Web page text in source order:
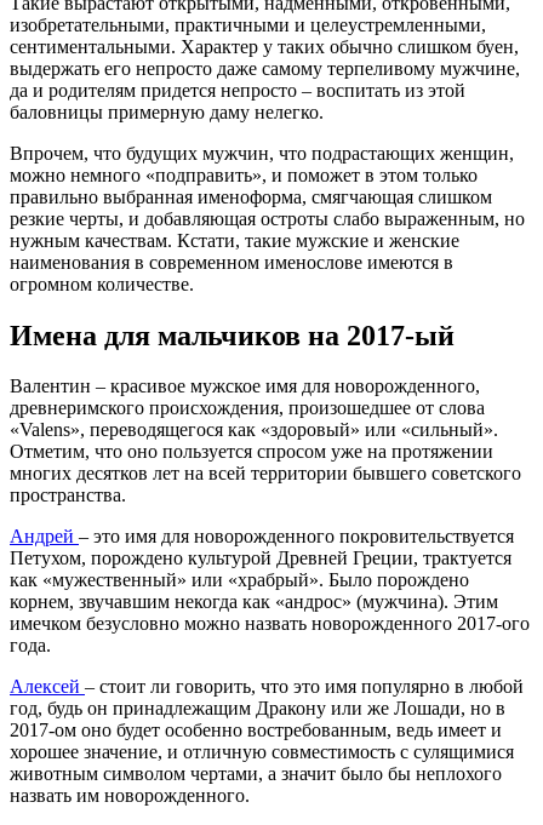
изобретательными, практичными и целеустремленными,
сентиментальными. Характер у таких обычно слишком буен,
выдержать его непросто даже самому терпеливому мужчине,
да и родителям придется непросто – воспитать из этой
баловницы примерную даму нелегко.
Впрочем, что будущих мужчин, что подрастающих женщин,
можно немного «подправить», и поможет в этом только
правильно выбранная именоформа, смягчающая слишком
резкие черты, и добавляющая остроты слабо выраженным, но
нужным качествам. Кстати, такие мужские и женские
наименования в современном именослове имеются в
огромном количестве.
Имена для мальчиков на 2017-ый
Валентин – красивое мужское имя для новорожденного,
древнеримского происхождения, произошедшее от слова
«Valens», переводящегося как «здоровый» или «сильный».
Отметим, что оно пользуется спросом уже на протяжении
многих десятков лет на всей территории бывшего советского
пространства.
Андрей – это имя для новорожденного покровительствуется
Петухом, порождено культурой Древней Греции, трактуется
как «мужественный» или «храбрый». Было порождено
корнем, звучавшим некогда как «андрос» (мужчина). Этим
имечком безусловно можно назвать новорожденного 2017-ого
года.
Алексей – стоит ли говорить, что это имя популярно в любой
год, будь он принадлежащим Дракону или же Лошади, но в
2017-ом оно будет особенно востребованным, ведь имеет и
хорошее значение, и отличную совместимость с сулящимися
животным символом чертами, а значит было бы неплохого
назвать им новорожденного.